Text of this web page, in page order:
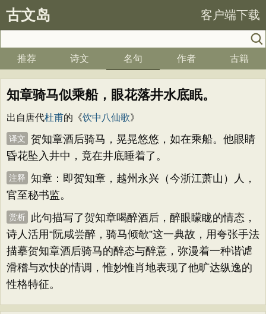
古文岛 客户端下载
推荐 诗文 名句 作者 古籍
知章骑马似乘船，眼花落井水底眠。
出自唐代杜甫的《饮中八仙歌》
译文
贺知章酒后骑马，晃晃悠悠，如在乘船。他眼睛
昏花坠入井中，竟在井底睡着了。
注释
知章：即贺知章，越州永兴（今浙江萧山）人，
官至秘书监。
赏析
此句描写了贺知章喝醉酒后，醉眼矇眬的情态，
诗人活用“阮咸尝醉，骑马倾欹”这一典故，用夸张手法
描摹贺知章酒后骑马的醉态与醉意，弥漫着一种谐谑
滑稽与欢快的情调，惟妙惟肖地表现了他旷达纵逸的
性格特征。